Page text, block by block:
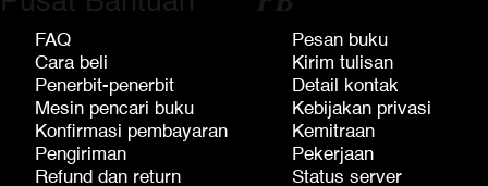
FAQ
Cara beli
Penerbit-penerbit
Mesin pencari buku
Konfirmasi pembayaran
Pengiriman
Refund dan return
Pesan buku
Kirim tulisan
Detail kontak
Kebijakan privasi
Kemitraan
Pekerjaan
Status server